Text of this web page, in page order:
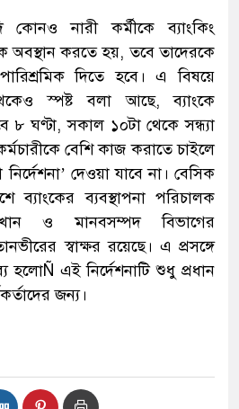
কোনও নারী কর্মীকে ব্যাংকিং
অবস্থান করতে হয়, তবে তাদেরকে
দিতে হবে। এ বিষয়ে
স্পষ্ট বলা আছে, ব্যাংকে
৮ ঘণ্টা, সকাল ১০টা থেকে সন্ধ্যা
বেশি কাজ করাতে চাইলে
দেওয়া যাবে না। বেসিক
ব্যাংকের ব্যবস্থাপনা পরিচালক
ও মানবসম্পদ বিভাগের
স্বাক্ষর রয়েছে। এ প্রসঙ্গে
হলোÑ এই নির্দেশনাটি শুধু প্রধান
জন্য।